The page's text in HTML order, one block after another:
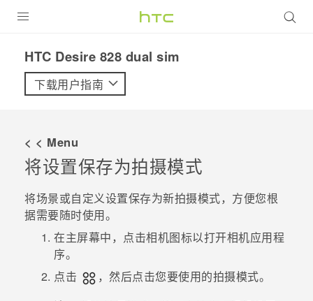
VIVE
支持帮助
在线客服
HTC Desire 828 dual sim‎
下载用户指南
< < Menu
将设置保存为拍摄模式
将场景或自定义设置保存为新拍摄模式，方便您根
据需要随时使用。
在主屏幕中，点击相机图标以打开相机应用程
序。
点击
，然后点击您要使用的拍摄模式。